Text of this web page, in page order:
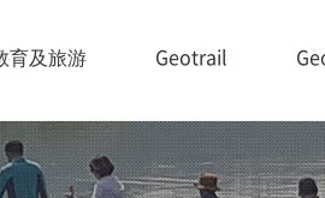
育及旅游 Geotrail